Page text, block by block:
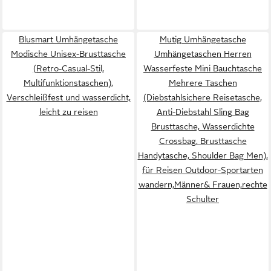
Blusmart Umhängetasche
Modische Unisex-Brusttasche
(Retro-Casual-Stil,
Multifunktionstaschen),
Verschleißfest und wasserdicht,
leicht zu reisen
Mutig Umhängetasche
Umhängetaschen Herren
Wasserfeste Mini Bauchtasche
Mehrere Taschen
(Diebstahlsichere Reisetasche,
Anti-Diebstahl Sling Bag
Brusttasche, Wasserdichte
Crossbag, Brusttasche
Handytasche, Shoulder Bag Men),
für Reisen Outdoor-Sportarten
wandern,Männer& Frauen,rechte
Schulter